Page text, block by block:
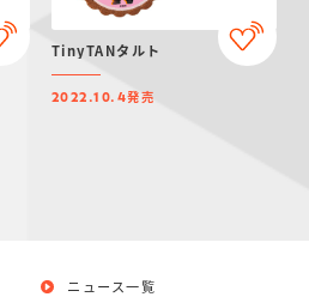
TinyTANタルト
2022.10.4発売
ニュース一覧